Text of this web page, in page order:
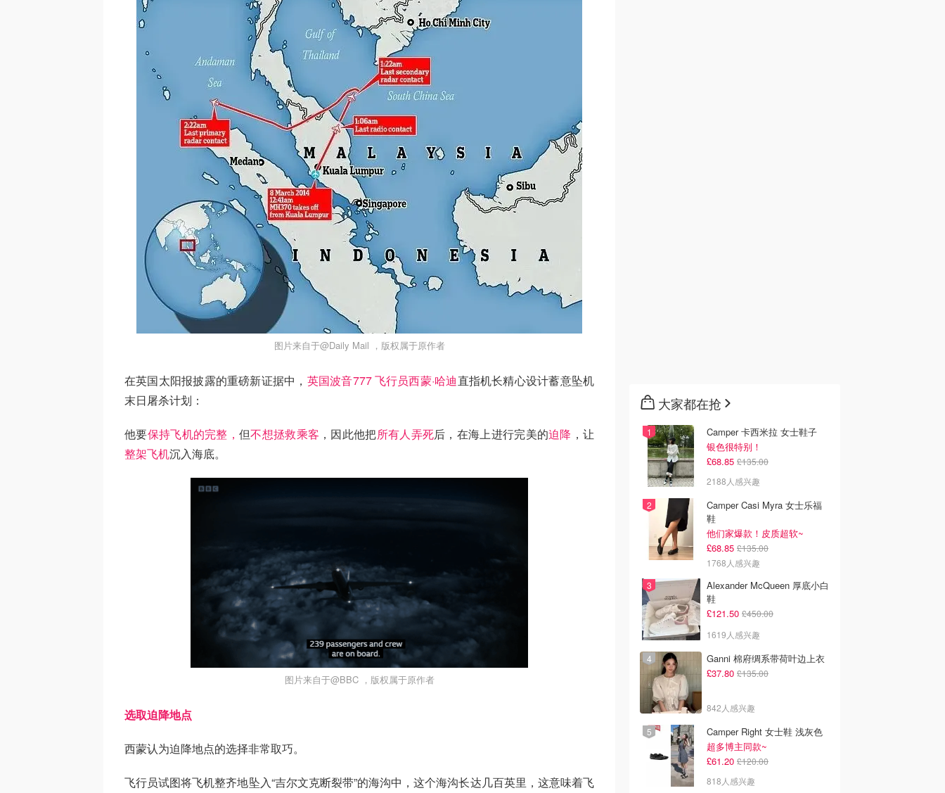
图片来自于@Daily Mail ，版权属于原作者
在英国太阳报披露的重磅新证据中， 英国波音777 飞行员西蒙·哈迪直指机长精心设计蓄意坠机
末日屠杀计划：
他要保持飞机的完整，但不想拯救乘客 ，因此他把所有人弄死后，在海上进行完美的迫降 ，让
整架飞机沉入海底。
图片来自于@BBC ，版权属于原作者
选取迫降地点
西蒙认为迫降地点的选择非常取巧。
飞行员试图将飞机整齐地坠入“吉尔文克断裂带”的海沟中，这个海沟长达几百英里，这意味着飞
大家都在抢
Camper 卡西米拉 女士鞋子
银色很特别！
£68.85 £135.00
2188人感兴趣
Camper Casi Myra 女士乐福
鞋
他们家爆款！皮质超软~
£68.85 £135.00
1768人感兴趣
Alexander McQueen 厚底小白
鞋
£121.50 £450.00
1619人感兴趣
Ganni 棉府绸系带荷叶边上衣
£37.80 £135.00
842人感兴趣
Camper Right 女士鞋 浅灰色
超多博主同款~
£61.20 £120.00
818人感兴趣